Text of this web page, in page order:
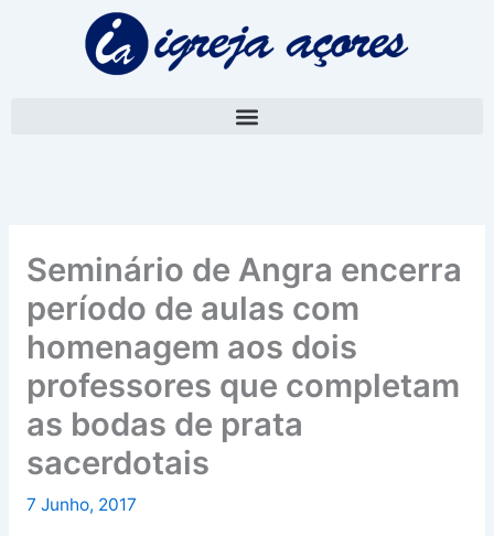
Seminário de Angra encerra
período de aulas com
homenagem aos dois
professores que completam
as bodas de prata
sacerdotais
7 Junho, 2017